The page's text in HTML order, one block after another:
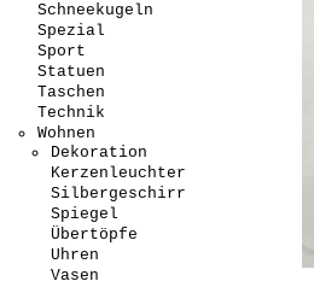
Schneekugeln
Spezial
Sport
Statuen
Taschen
Technik
Wohnen
Dekoration
Kerzenleuchter
Silbergeschirr
Spiegel
Übertöpfe
Uhren
Vasen